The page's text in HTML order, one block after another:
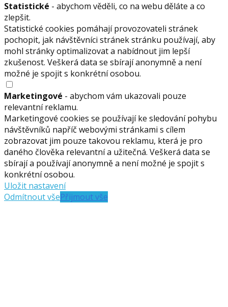
Statistické - abychom věděli, co na webu děláte a co
zlepšit.
Statistické cookies pomáhají provozovateli stránek
pochopit, jak návštěvníci stránek stránku používají, aby
mohl stránky optimalizovat a nabídnout jim lepší
zkušenost. Veškerá data se sbírají anonymně a není
možné je spojit s konkrétní osobou.
Marketingové - abychom vám ukazovali pouze
relevantní reklamu.
Marketingové cookies se používají ke sledování pohybu
návštěvníků napříč webovými stránkami s cílem
zobrazovat jim pouze takovou reklamu, která je pro
daného člověka relevantní a užitečná. Veškerá data se
sbírají a používají anonymně a není možné je spojit s
konkrétní osobou.
Uložit nastavení
Odmítnout všePřijmout vše